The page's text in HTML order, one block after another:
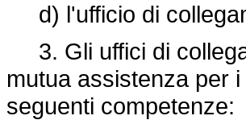
d) l'ufficio di
3. Gli uffici di
mutua assistenza per
seguenti competenze: